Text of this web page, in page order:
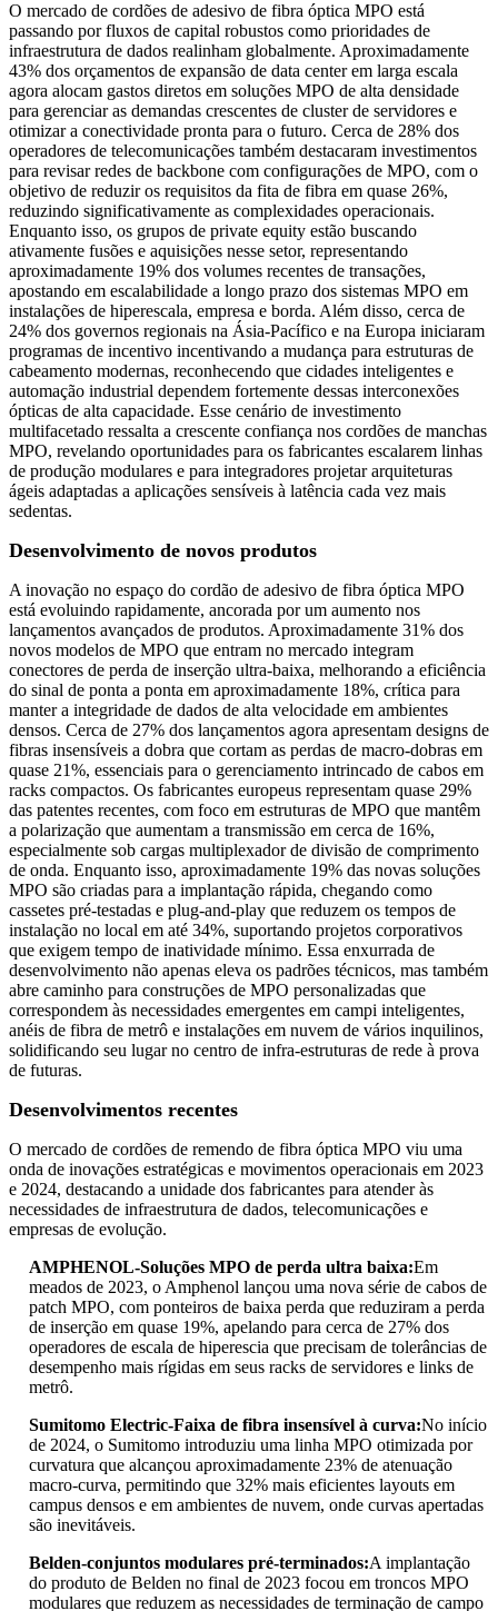
O mercado de cordões de adesivo de fibra óptica MPO está
passando por fluxos de capital robustos como prioridades de
infraestrutura de dados realinham globalmente. Aproximadamente
43% dos orçamentos de expansão de data center em larga escala
agora alocam gastos diretos em soluções MPO de alta densidade
para gerenciar as demandas crescentes de cluster de servidores e
otimizar a conectividade pronta para o futuro. Cerca de 28% dos
operadores de telecomunicações também destacaram investimentos
para revisar redes de backbone com configurações de MPO, com o
objetivo de reduzir os requisitos da fita de fibra em quase 26%,
reduzindo significativamente as complexidades operacionais.
Enquanto isso, os grupos de private equity estão buscando
ativamente fusões e aquisições nesse setor, representando
aproximadamente 19% dos volumes recentes de transações,
apostando em escalabilidade a longo prazo dos sistemas MPO em
instalações de hiperescala, empresa e borda. Além disso, cerca de
24% dos governos regionais na Ásia-Pacífico e na Europa iniciaram
programas de incentivo incentivando a mudança para estruturas de
cabeamento modernas, reconhecendo que cidades inteligentes e
automação industrial dependem fortemente dessas interconexões
ópticas de alta capacidade. Esse cenário de investimento
multifacetado ressalta a crescente confiança nos cordões de manchas
MPO, revelando oportunidades para os fabricantes escalarem linhas
de produção modulares e para integradores projetar arquiteturas
ágeis adaptadas a aplicações sensíveis à latência cada vez mais
sedentas.
Desenvolvimento de novos produtos
A inovação no espaço do cordão de adesivo de fibra óptica MPO
está evoluindo rapidamente, ancorada por um aumento nos
lançamentos avançados de produtos. Aproximadamente 31% dos
novos modelos de MPO que entram no mercado integram
conectores de perda de inserção ultra-baixa, melhorando a eficiência
do sinal de ponta a ponta em aproximadamente 18%, crítica para
manter a integridade de dados de alta velocidade em ambientes
densos. Cerca de 27% dos lançamentos agora apresentam designs de
fibras insensíveis a dobra que cortam as perdas de macro-dobras em
quase 21%, essenciais para o gerenciamento intrincado de cabos em
racks compactos. Os fabricantes europeus representam quase 29%
das patentes recentes, com foco em estruturas de MPO que mantêm
a polarização que aumentam a transmissão em cerca de 16%,
especialmente sob cargas multiplexador de divisão de comprimento
de onda. Enquanto isso, aproximadamente 19% das novas soluções
MPO são criadas para a implantação rápida, chegando como
cassetes pré-testadas e plug-and-play que reduzem os tempos de
instalação no local em até 34%, suportando projetos corporativos
que exigem tempo de inatividade mínimo. Essa enxurrada de
desenvolvimento não apenas eleva os padrões técnicos, mas também
abre caminho para construções de MPO personalizadas que
correspondem às necessidades emergentes em campi inteligentes,
anéis de fibra de metrô e instalações em nuvem de vários inquilinos,
solidificando seu lugar no centro de infra-estruturas de rede à prova
de futuras.
Desenvolvimentos recentes
O mercado de cordões de remendo de fibra óptica MPO viu uma
onda de inovações estratégicas e movimentos operacionais em 2023
e 2024, destacando a unidade dos fabricantes para atender às
necessidades de infraestrutura de dados, telecomunicações e
empresas de evolução.
AMPHENOL-Soluções MPO de perda ultra baixa:Em
meados de 2023, o Amphenol lançou uma nova série de cabos de
patch MPO, com ponteiros de baixa perda que reduziram a perda
de inserção em quase 19%, apelando para cerca de 27% dos
operadores de escala de hiperescia que precisam de tolerâncias de
desempenho mais rígidas em seus racks de servidores e links de
metrô.
Sumitomo Electric-Faixa de fibra insensível à curva:No início
de 2024, o Sumitomo introduziu uma linha MPO otimizada por
curvatura que alcançou aproximadamente 23% de atenuação
macro-curva, permitindo que 32% mais eficientes layouts em
campus densos e em ambientes de nuvem, onde curvas apertadas
são inevitáveis.
Belden-conjuntos modulares pré-terminados:A implantação
do produto de Belden no final de 2023 focou em troncos MPO
modulares que reduzem as necessidades de terminação de campo